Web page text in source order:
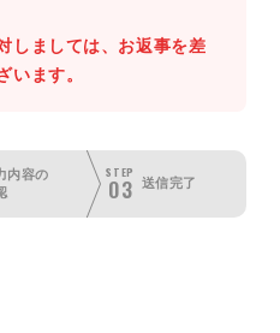
しましては、お返事を差
います。
内容の
STEP
03 送信完了